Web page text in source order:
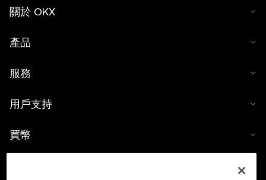
關於 OKX
產品
服務
用戶支持
買幣